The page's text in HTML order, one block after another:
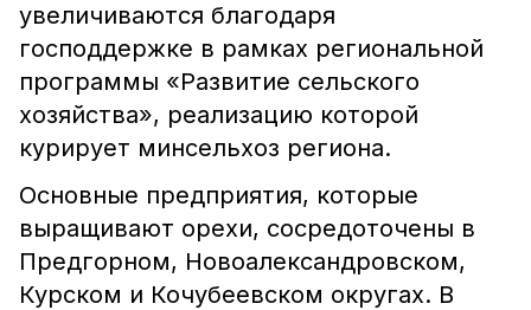
увеличиваются благодаря
господдержке в рамках региональной
программы «Развитие сельского
хозяйства», реализацию которой
курирует минсельхоз региона.
Основные предприятия, которые
выращивают орехи, сосредоточены в
Предгорном, Новоалександровском,
Курском и Кочубеевском округах. В